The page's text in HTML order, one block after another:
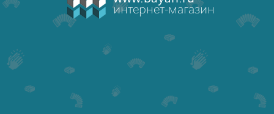
интернет-магазин